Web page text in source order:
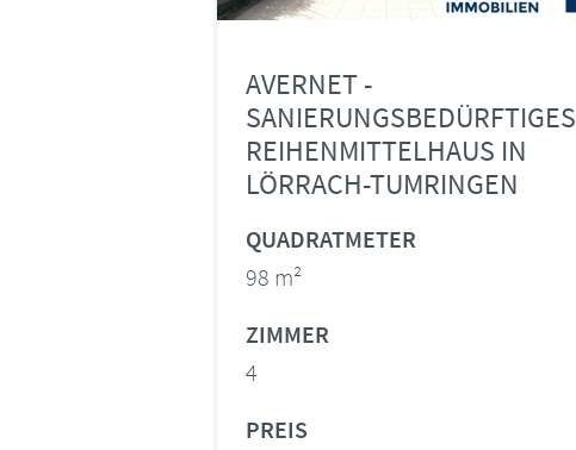
AVERNET -
SANIERUNGSBEDÜRFTIGES
REIHENMITTELHAUS IN
LÖRRACH-TUMRINGEN
QUADRATMETER
98 m²
ZIMMER
4
PREIS